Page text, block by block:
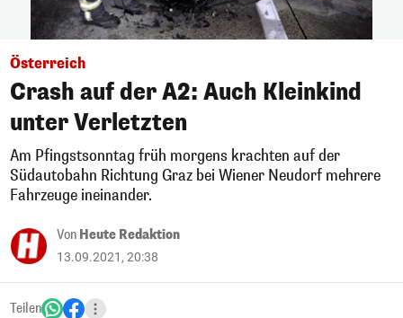
Österreich
Crash auf der A2: Auch Kleinkind
unter Verletzten
Am Pfingstsonntag früh morgens krachten auf der
Südautobahn Richtung Graz bei Wiener Neudorf mehrere
Fahrzeuge ineinander.
Von Heute Redaktion
13.09.2021, 20:38
Teilen